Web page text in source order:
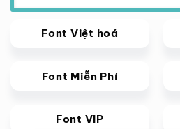
Font Việt hoá
Font Miễn Phí
Font VIP